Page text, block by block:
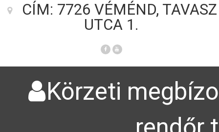
CÍM: 7726 VÉMÉND, TAVASZ
UTCA 1.
Körzeti